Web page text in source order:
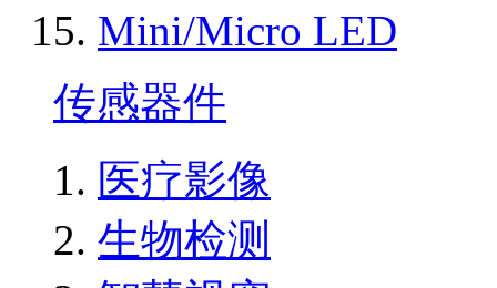
Mini/Micro LED
传感器件
医疗影像
生物检测